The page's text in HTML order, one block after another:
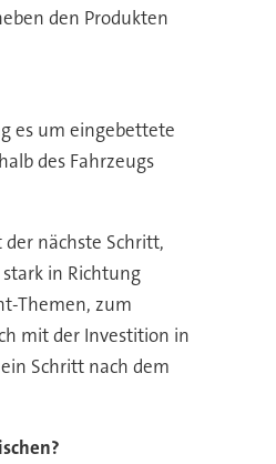
den Produkten
es um eingebettete
des Fahrzeugs
nächste Schritt,
in Richtung
Themen, zum
mit der Investition in
Schritt nach dem